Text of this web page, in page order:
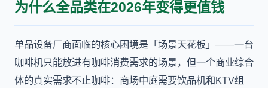
为什么全品类在2026年变得更值钱
单品设备厂商面临的核心困境是「场景天花板」——一台
咖啡机只能放进有咖啡消费需求的场景，但一个商业综合
体的真实需求不止咖啡：商场中庭需要饮品机和KTV组